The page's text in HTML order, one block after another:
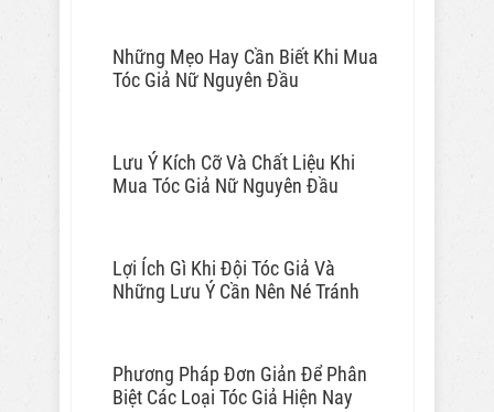
Những Mẹo Hay Cần Biết Khi Mua
Tóc Giả Nữ Nguyên Đầu
Lưu Ý Kích Cỡ Và Chất Liệu Khi
Mua Tóc Giả Nữ Nguyên Đầu
Lợi Ích Gì Khi Đội Tóc Giả Và
Những Lưu Ý Cần Nên Né Tránh
Phương Pháp Đơn Giản Để Phân
Biệt Các Loại Tóc Giả Hiện Nay